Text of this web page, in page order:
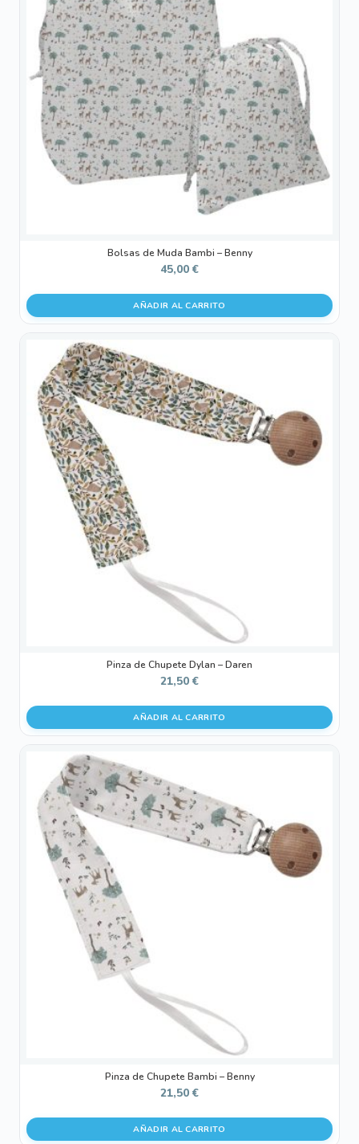
Bolsas de Muda Bambi – Benny
45,00 €
AÑADIR AL CARRITO
Pinza de Chupete Dylan – Daren
21,50 €
AÑADIR AL CARRITO
Pinza de Chupete Bambi – Benny
21,50 €
AÑADIR AL CARRITO